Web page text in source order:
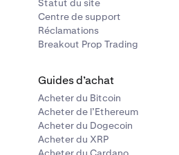
Statut du site
Centre de support
Réclamations
Breakout Prop Trading
Guides d’achat
Acheter du Bitcoin
Acheter de l’Ethereum
Acheter du Dogecoin
Acheter du XRP